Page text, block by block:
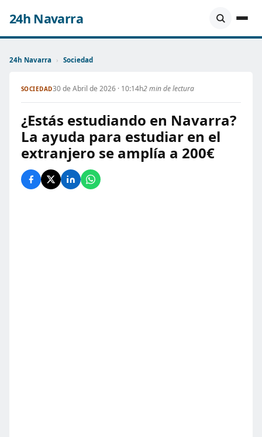
24h Navarra
24h Navarra › Sociedad
SOCIEDAD30 de Abril de 2026 · 10:14h2 min de lectura
¿Estás estudiando en Navarra?
La ayuda para estudiar en el
extranjero se amplía a 200€